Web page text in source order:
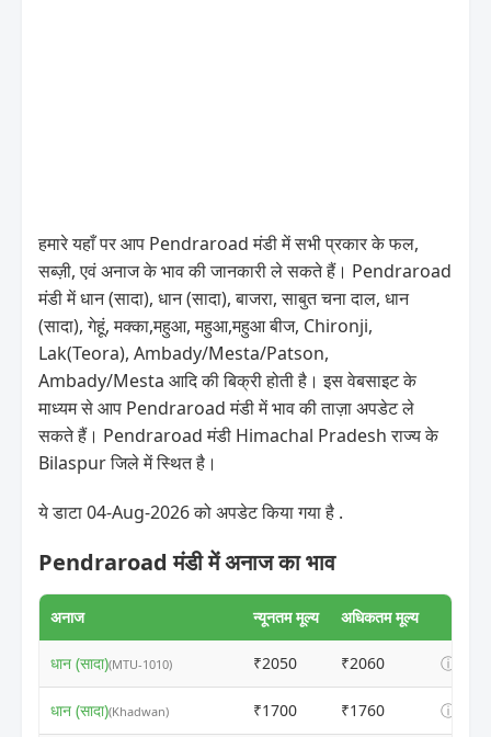
हमारे यहाँ पर आप Pendraroad मंडी में सभी प्रकार के फल,
सब्ज़ी, एवं अनाज के भाव की जानकारी ले सकते हैं। Pendraroad
मंडी में धान (सादा), धान (सादा), बाजरा, साबुत चना दाल, धान
(सादा), गेहूं, मक्का,महुआ, महुआ,महुआ बीज, Chironji,
Lak(Teora), Ambady/Mesta/Patson,
Ambady/Mesta आदि की बिक्री होती है। इस वेबसाइट के
माध्यम से आप Pendraroad मंडी में भाव की ताज़ा अपडेट ले
सकते हैं। Pendraroad मंडी Himachal Pradesh राज्य के
Bilaspur जिले में स्थित है।
ये डाटा 04-Aug-2026 को अपडेट किया गया है .
Pendraroad मंडी में अनाज का भाव
अनाज न्यूनतम मूल्य अधिकतम मूल्य
धान (सादा)(MTU-1010) ₹2050 ₹2060 ⓘ
धान (सादा)(Khadwan) ₹1700 ₹1760 ⓘ